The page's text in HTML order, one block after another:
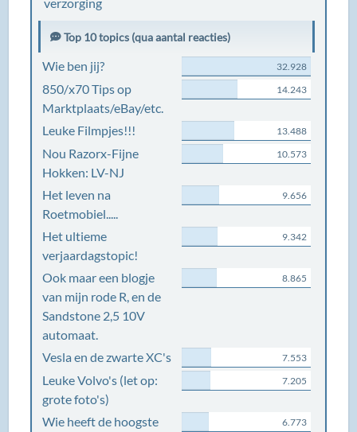
Top 10 topics (qua aantal reacties)
Wie ben jij? 32.928
850/x70 Tips op
Marktplaats/eBay/etc.
14.243
Leuke Filmpjes!!! 13.488
Nou Razorx-Fijne
Hokken: LV-NJ
10.573
Het leven na
Roetmobiel.....
9.656
Het ultieme
verjaardagstopic!
9.342
Ook maar een blogje
van mijn rode R, en de
Sandstone 2,5 10V
automaat.
8.865
Vesla en de zwarte XC's 7.553
Leuke Volvo's (let op:
grote foto's)
7.205
Wie heeft de hoogste 6.773